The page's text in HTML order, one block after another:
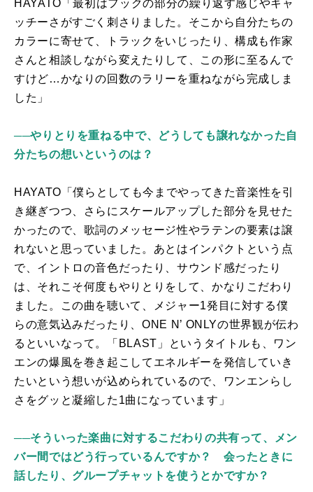
HAYATO「最初はフックの部分の繰り返す感じやキャ
ッチーさがすごく刺さりました。そこから自分たちの
カラーに寄せて、トラックをいじったり、構成も作家
さんと相談しながら変えたりして、この形に至るんで
すけど…かなりの回数のラリーを重ねながら完成しま
した」
──やりとりを重ねる中で、どうしても譲れなかった自
分たちの想いというのは？
HAYATO「僕らとしても今までやってきた音楽性を引
き継ぎつつ、さらにスケールアップした部分を見せた
かったので、歌詞のメッセージ性やラテンの要素は譲
れないと思っていました。あとはインパクトという点
で、イントロの音色だったり、サウンド感だったり
は、それこそ何度もやりとりをして、かなりこだわり
ました。この曲を聴いて、メジャー1発目に対する僕
らの意気込みだったり、ONE N ’ ONLYの世界観が伝わ
るといいなって。「 BLAST 」というタイトルも、ワン
エンの爆風を巻き起こしてエネルギーを発信していき
たいという想いが込められているので、ワンエンらし
さをグッと凝縮した 1曲になっています」
──そういった楽曲に対するこだわりの共有って、メン
バー間ではどう行っているんですか？ 会ったときに
話したり、グループチャットを使うとかですか？